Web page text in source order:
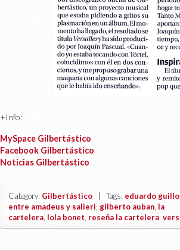
+Info:
MySpace Gilbertástico
Facebook Gilbertástico
Noticias Gilbertástico
Category: Gilbertástico| Tags: eduardo
entre amadeus y salieri, gilberto auban, la
cartelera, lola bonet, reseña la cartelera,